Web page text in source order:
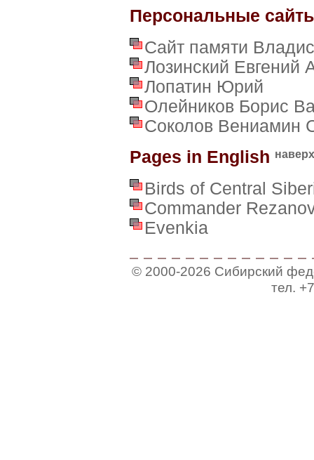
Персональные
Сайт памяти
Лозинский Евгений
Лопатин Юрий
Олейников Борис
Соколов Вениамин
Pages in English наверх
Birds of Central
Commander
Evenkia
© 2000-2026 Сибирский
тел.